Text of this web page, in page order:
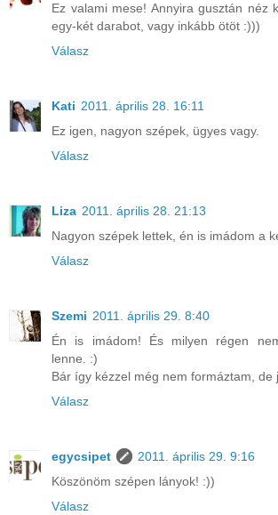
Ez valami mese! Annyira gusztán néz
egy-két darabot, vagy inkább ötöt :)))
Válasz
Kati 2011. április 28. 16:11
Ez igen, nagyon szépek, ügyes vagy.
Válasz
Liza 2011. április 28. 21:13
Nagyon szépek lettek, én is imádom a
Válasz
Szemi 2011. április 29. 8:40
Én is imádom! És milyen régen
lenne. :)
Bár így kézzel még nem formáztam, de
Válasz
egycsipet
2011. április 29. 9:16
Köszönöm szépen lányok! :))
Válasz